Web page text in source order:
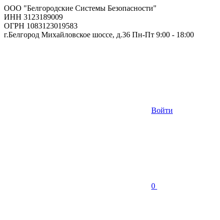
ООО "Белгородские Системы Безопасности"
ИНН 3123189009
ОГРН 1083123019583
г.Белгород Михайловское шоссе, д.36 Пн-Пт 9:00 - 18:00
Войти
0